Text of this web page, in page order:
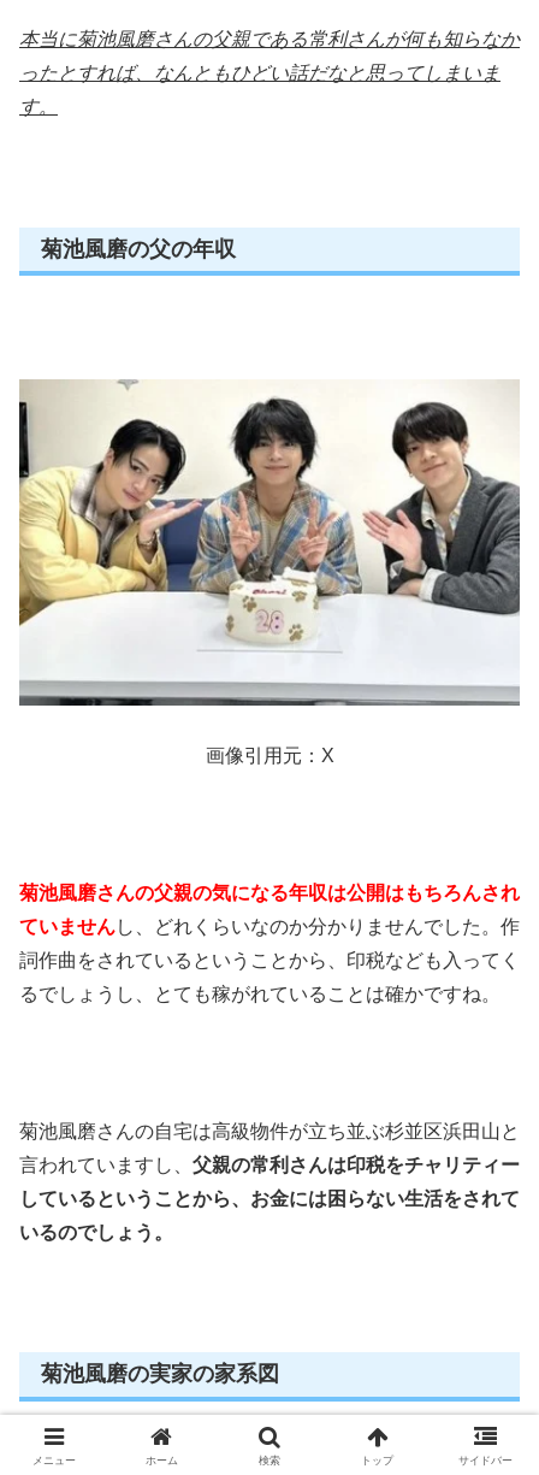
本当に菊池風磨さんの父親である常利さんが何も知らなか
ったとすれば、なんともひどい話だなと思ってしまいま
す。
菊池風磨の父の年収
画像引用元：X
菊池風磨さんの父親の気になる年収は公開はもちろんされ
ていませんし、どれくらいなのか分かりませんでした。作
詞作曲をされているということから、印税なども入ってく
るでしょうし、とても稼がれていることは確かですね。
菊池風磨さんの自宅は高級物件が立ち並ぶ杉並区浜田山と
言われていますし、 父親の常利さんは印税をチャリティー
しているということから、お金には困らない生活をされて
いるのでしょう。
菊池風磨の実家の家系図
メニュー ホーム 検索 トップ サイドバー